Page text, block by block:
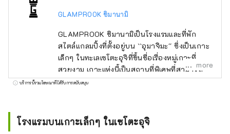
GLAMPROOK ชิมานามิ
GLAMPROOK ชิมานามิเป็นโรงแรมและที่พัก
สไตล์แกลมปิ้งที่ตั้งอยู่บน ``อุมาจิมะ'' ซึ่งเป็นเกาะ
เล็กๆ ในทะเลเซโตะอุจิที่ขึ้นชื่อเรื่องหมู่เกาะที่
สวยงาม เกาะแห่งนี้เป็นสถานที่พิเศษที่สามารถ
เข้าถึงได้โดยยานพาหนะที่มีใบอนุญาตเท่านั้น
ทะเล คุณสามารถมองเห็นมหาสมุทรได้ไกลสุดลูก
หูลูกตาและสะพานคุรุชิมะไคเคียวอันน่าประทับ
more
บริการนี้รวมโฆษณาที่ได้รับการสนับสนุน
โรงแรมบนเกาะเล็กๆ ในเซโตะอุจิ